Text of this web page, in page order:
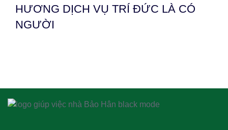
HƯƠNG DỊCH VỤ TRÍ ĐỨC LÀ CÓ
NGƯỜI